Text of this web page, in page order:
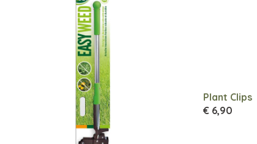
Plant Clips
€ 6,90